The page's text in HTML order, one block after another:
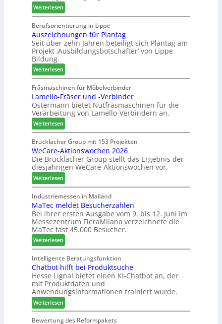
-
S
o
r
t
i
m
e
n
t
ä
d
t
z
u
m
r
e
f
f
e
i
n
Weiterlesen:
M
a
r
t
i
:
N
e
u
e
r
G
e
s
c
h
ä
t
s
f
ü
h
r
r
Berufsorientierung in Lippe
Auszeichnungen für Plantag
Seit über zehn Jahren beteiligt sich Plantag am
Projekt ‚Ausbildungsbotschafter‘ von Lippe
Bildung.
Weiterlesen:
A
u
s
z
e
i
c
h
n
u
n
e
n
f
ü
r
P
a
n
t
a
g
Fräsmaschinen für Möbelverbinder
Lamello-Fräser und -Verbinder
Ostermann bietet Nutfräsmaschinen für die
Verarbeitung von Lamello-Verbindern an.
Weiterlesen:
L
a
m
e
l
o
-
F
r
ä
s
e
r
u
n
d
-
V
e
r
b
Brucklacher Group mit 153 Projekten
WeCare-Aktionswochen 2026
Die Brucklacher Group stellt das Ergebnis der
diesjährigen WeCare-Aktionswochen vor.
Weiterlesen:
W
e
C
a
r
e
-
A
k
t
i
o
n
s
w
o
Industriemessen in Mailand
MaTec meldet Besucherzahlen
Bei ihrer ersten Ausgabe vom 9. bis 12. Juni im
Messezentrum FieraMilano verzeichnete die
MaTec fast 45.000 Besucher.
Weiterlesen:
M
a
T
e
c
m
e
l
d
Intelligente Beratungsfunktion
Chatbot hilft bei Produktsuche
Hesse Lignal bietet einen KI-Chatbot an, der
mit Produktdaten und
Anwendungsinformationen trainiert wurde.
Weiterlesen:
C
h
Bewertung des Reformpakets